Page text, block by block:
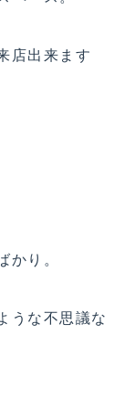
店出来ます
り。
うな不思議な